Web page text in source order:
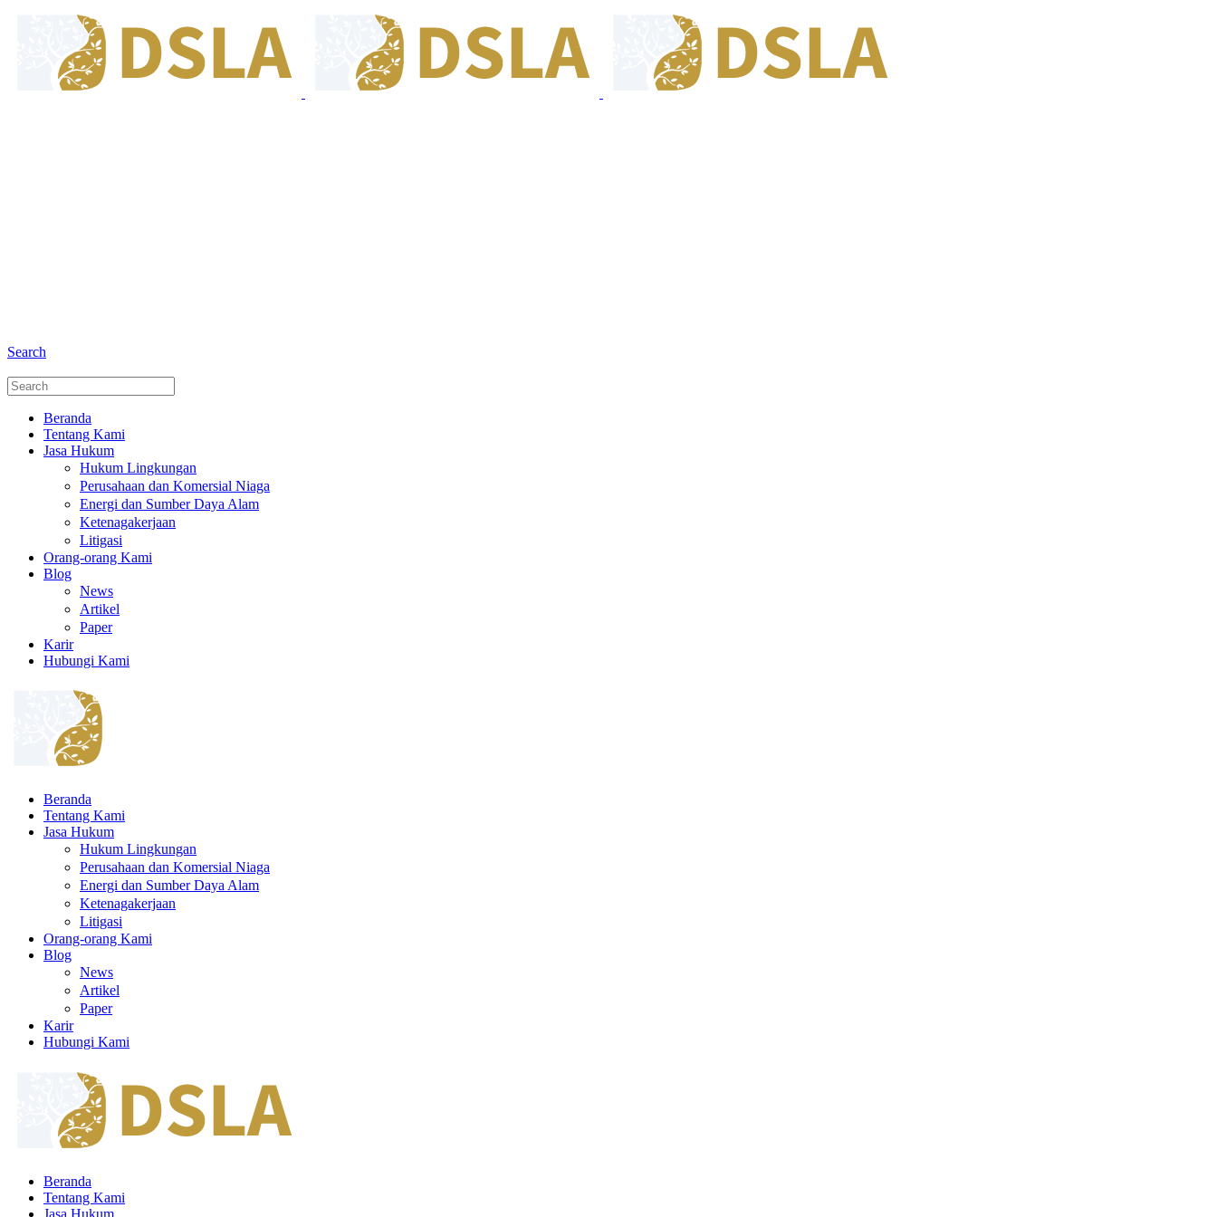
Search
Beranda
Tentang Kami
Jasa Hukum
Hukum Lingkungan
Perusahaan dan Komersial Niaga
Energi dan Sumber Daya Alam
Ketenagakerjaan
Litigasi
Orang-orang Kami
Blog
News
Artikel
Paper
Karir
Hubungi Kami
Beranda
Tentang Kami
Jasa Hukum
Hukum Lingkungan
Perusahaan dan Komersial Niaga
Energi dan Sumber Daya Alam
Ketenagakerjaan
Litigasi
Orang-orang Kami
Blog
News
Artikel
Paper
Karir
Hubungi Kami
Beranda
Tentang Kami
Jasa Hukum